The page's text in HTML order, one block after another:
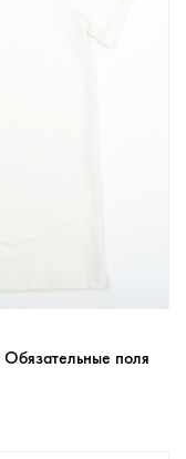
Обязательные поля